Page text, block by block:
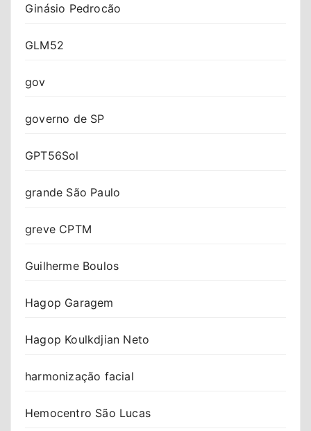
Ginásio Pedrocão
GLM52
gov
governo de SP
GPT56Sol
grande São Paulo
greve CPTM
Guilherme Boulos
Hagop Garagem
Hagop Koulkdjian Neto
harmonização facial
Hemocentro São Lucas